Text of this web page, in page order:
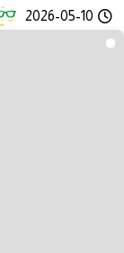
2026-05-10